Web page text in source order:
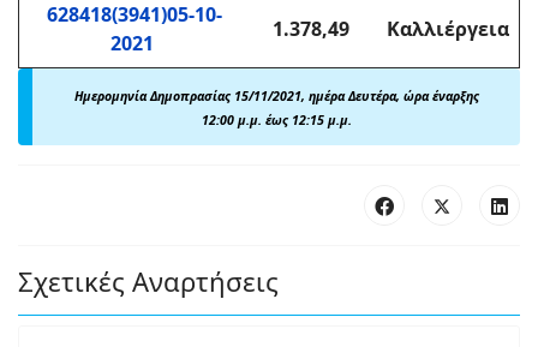
628418(3941)05-10-
2021
1.378,49 Καλλιέργεια
Ημερομηνία Δημοπρασίας 15/11/2021, ημέρα Δευτέρα, ώρα έναρξης
12:00 μ.μ. έως 12:15 μ.μ.
Σχετικές Αναρτήσεις